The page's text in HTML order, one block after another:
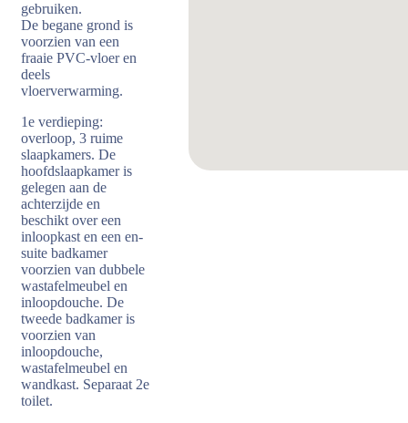
gebruiken.
De begane grond is
voorzien van een
fraaie PVC-vloer en
deels
vloerverwarming.
1e verdieping:
overloop, 3 ruime
slaapkamers. De
hoofdslaapkamer is
gelegen aan de
achterzijde en
beschikt over een
inloopkast en een en-
suite badkamer
voorzien van dubbele
wastafelmeubel en
inloopdouche. De
tweede badkamer is
voorzien van
inloopdouche,
wastafelmeubel en
wandkast. Separaat 2e
toilet.